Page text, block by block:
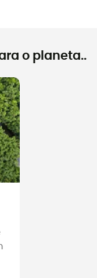
o planeta..